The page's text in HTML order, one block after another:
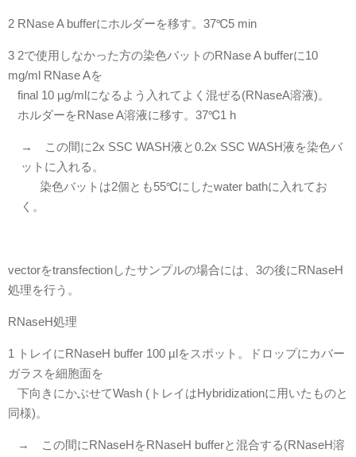
2 RNase A bufferにホルダーを移す。37℃5 min
3 2で使用しなかった方の染色バットのRNase A bufferに10
mg/ml RNase Aを
final 10 µg/mlになるよう入れてよく混ぜる(RNaseA溶液)。
ホルダーをRNase A溶液に移す。37℃1 h
→ この間に2x SSC WASH液と0.2x SSC WASH液を染色バ
ットに入れる。
染色バットは2個とも55℃にしたwater bathに入れてお
く。
vectorをtransfectionしたサンプルの場合には、3の後にRNaseH
処理を行う。
RNaseH処理
1 トレイにRNaseH buffer 100 µlをスポット。ドロップにカバー
ガラスを細胞面を
下向きにかぶせてWash (トレイはHybridizationに用いたものと
同様)。
→ この間にRNaseHをRNaseH bufferと混合する(RNaseH溶